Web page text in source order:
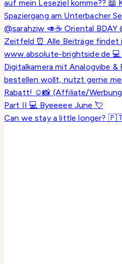
Can we stay a little longer?